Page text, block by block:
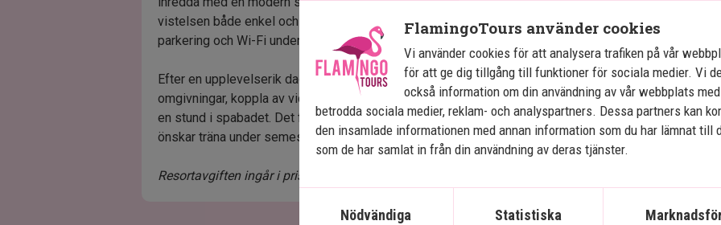
vistelsen både enkel och behaglig. Det finns dessutom gratis
parkering och Wi-Fi under vistelsen.
Efter en upplevelserik dag i parkerna kan du dra dig tillbaka till lugna
omgivningar, koppla av vid den stora swimmingpoolen eller njuta av
en stund i spabadet. Det finns också ett gym på hotellet om du
önskar träna under semestern.
Resortavgiften ingår i priset.
FlamingoTours använder cookies
Vi använder cookies för att analysera trafiken på vår
för att ge dig tillgång till funktioner för sociala medier. Vi
också information om din användning av vår webbplats
betrodda sociala medier, reklam- och analyspartners. Dessa partners kan
den insamlade informationen med annan information som du har lämnat till
som de har samlat in från din användning av deras tjänster.
Nödvändiga Statistiska